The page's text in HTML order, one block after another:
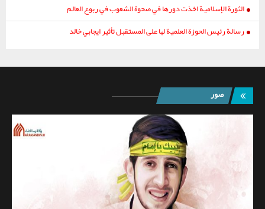
الثورة الإسلامية اخذت دورها في صحوة الشعوب في ربوع العالم
رسالة رئيس الحوزة العلمية لها على المستقبل تأثير ايجابي خالد
صور